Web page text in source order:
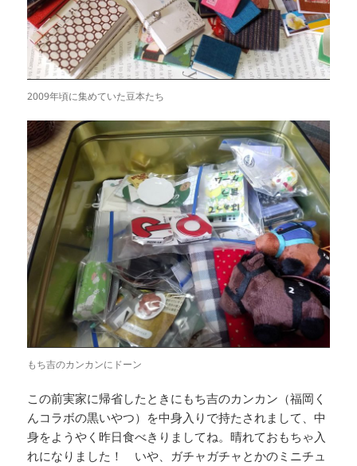
2009年頃に集めていた豆本たち
もち吉のカンカンにドーン
この前実家に帰省したときにもち吉のカンカン（福岡く
んコラボの黒いやつ）を中身入りで持たされまして、中
身をようやく昨日食べきりましてね。晴れておもちゃ入
れになりました！ いや、ガチャガチャとかのミニチュ